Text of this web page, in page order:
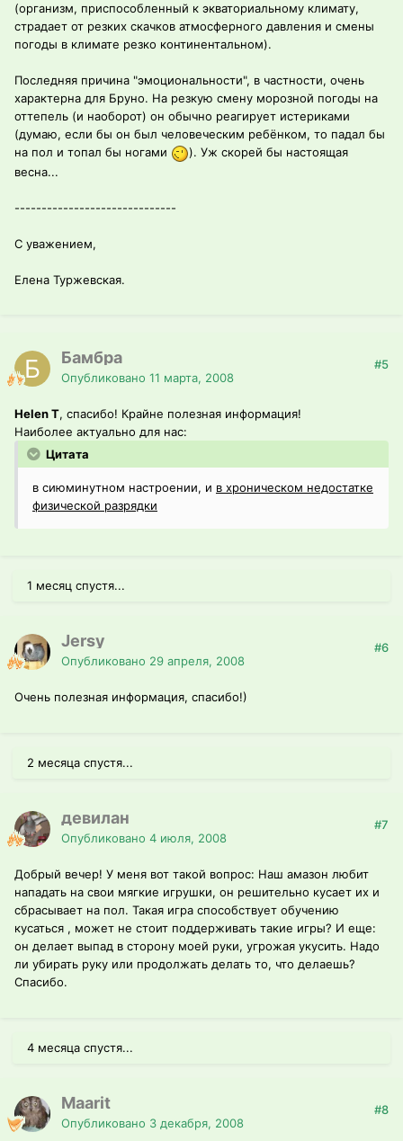
(организм, приспособленный к экваториальному климату,
страдает от резких скачков атмосферного давления и смены
погоды в климате резко континентальном).
Последняя причина "эмоциональности", в частности, очень
характерна для Бруно. На резкую смену морозной погоды на
оттепель (и наоборот) он обычно реагирует истериками
(думаю, если бы он был человеческим ребёнком, то падал бы
на пол и топал бы ногами
). Уж скорей бы настоящая
весна...
------------------------------
С уважением,
Елена Туржевская.
Бамбра
Опубликовано 11 марта, 2008
#5
Helen T, спасибо! Крайне полезная информация!
Наиболее актуально для нас:
Цитата
в сиюминутном настроении, и в хроническом недостатке
физической разрядки
1 месяц спустя...
Jersy
Опубликовано 29 апреля, 2008
#6
Очень полезная информация, спасибо!)
2 месяца спустя...
девилан
Опубликовано 4 июля, 2008
#7
Добрый вечер! У меня вот такой вопрос: Наш амазон любит
нападать на свои мягкие игрушки, он решительно кусает их и
сбрасывает на пол. Такая игра способствует обучению
кусаться , может не стоит поддерживать такие игры? И еще:
он делает выпад в сторону моей руки, угрожая укусить. Надо
ли убирать руку или продолжать делать то, что делаешь?
Спасибо.
4 месяца спустя...
Maarit
Опубликовано 3 декабря, 2008
#8